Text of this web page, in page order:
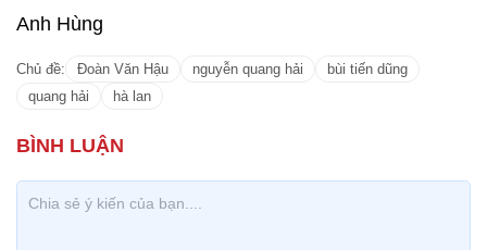
Anh Hùng
Chủ đề: Đoàn Văn Hậu nguyễn quang hải
bùi tiến dũng
quang hải
hà lan